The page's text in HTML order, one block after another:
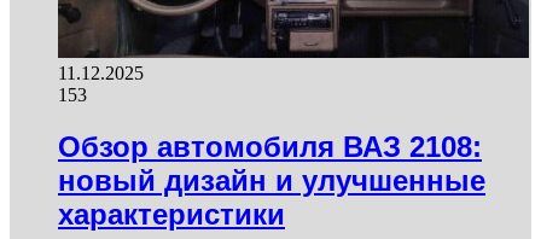
11.12.2025
153
Обзор автомобиля ВАЗ 2108:
новый дизайн и улучшенные
характеристики